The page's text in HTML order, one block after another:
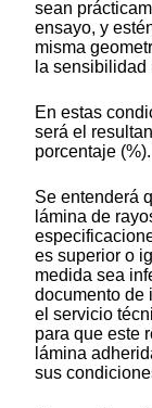
sean
ensayo, y
misma
la
En estas
será el
porcentaje (%).
Se entenderá
lámina de
es superior o
medida sea
documento de
el servicio
para que este
lámina
sus